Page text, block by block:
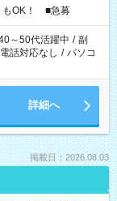
もOK！ ■急募
～50代活躍中 / 副
電話対応なし / パソコ
詳細へ
掲載日：2026.08.03